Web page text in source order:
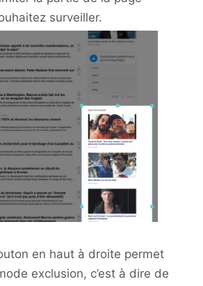
surveiller.
en haut à droite permet
exclusion, c’est à dire de